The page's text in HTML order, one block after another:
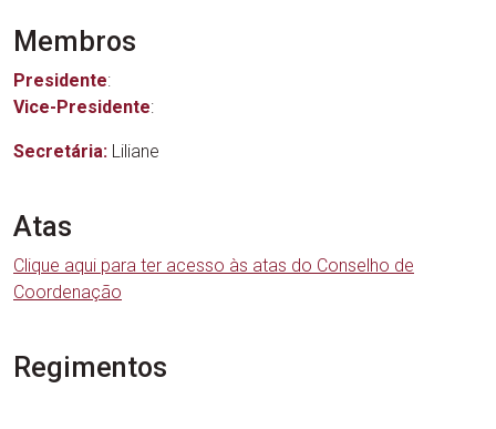
Membros
Presidente:
Vice-Presidente:
Secretária: Liliane
Atas
Clique aqui para ter acesso às atas do Conselho de
Coordenação
Regimentos